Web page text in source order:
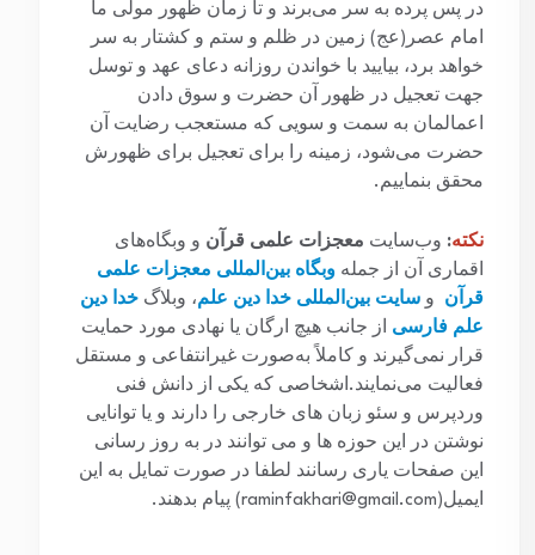
در پس پرده به سر می‌برند و تا زمان ظهور مولی ما
امام عصر(عج) زمین در ظلم و ستم و کشتار به سر
خواهد برد، بیایید با خواندن روزانه دعای عهد و توسل
جهت تعجیل در ظهور آن حضرت و سوق دادن
اعمالمان به سمت و سویی که مستعجب رضایت آن
حضرت می‌شود، زمینه را برای تعجیل برای ظهورش
محقق بنماییم.
نکته: وب‌سایت معجزات علمی قرآن و وبگاه‌های
اقماری آن از جمله وبگاه بین‌المللی معجزات علمی
قرآن و سایت بین‌المللی خدا دین علم، وبلاگ خدا دین
علم فارسی از جانب هیچ ارگان یا نهادی مورد حمایت
قرار نمی‌گیرند و کاملاً به‌صورت غیرانتفاعی و مستقل
فعالیت می‌نمایند.اشخاصی که یکی از دانش فنی
وردپرس و سئو زبان های خارجی را دارند و یا توانایی
نوشتن در این حوزه ها و می توانند در به روز رسانی
این صفحات یاری رسانند لطفا در صورت تمایل به این
ایمیل(raminfakhari@gmail.com) پیام بدهند.